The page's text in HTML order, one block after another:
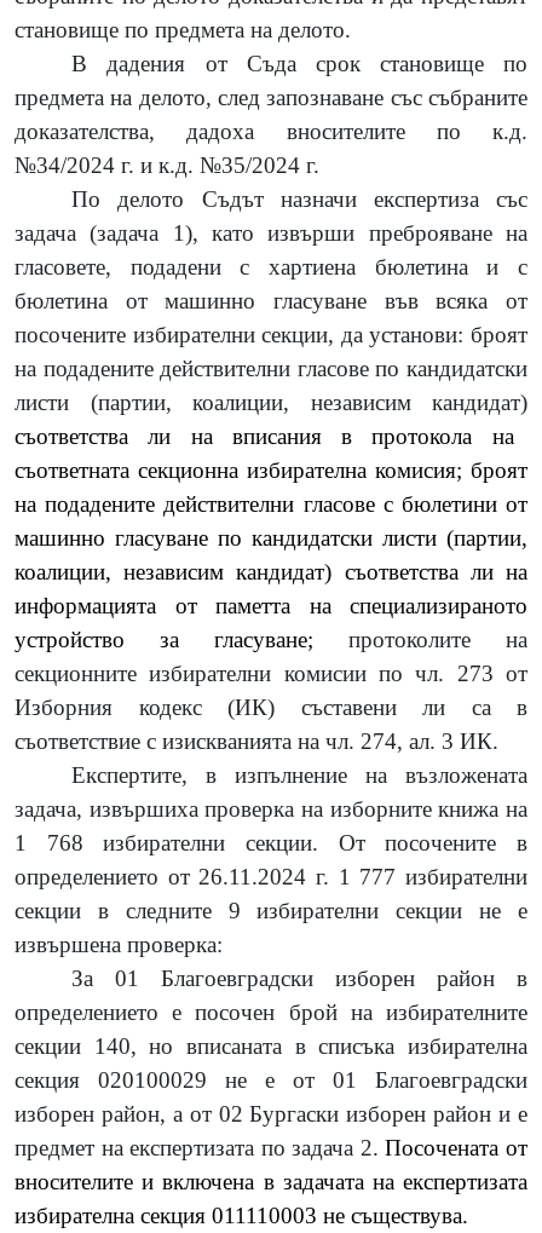
становище по предмета на делото.
В дадения от Съда срок становище по
предмета на делото, след запознаване със събраните
доказателства, дадоха вносителите по к.д.
№34/2024 г. и к.д. №35/2024 г.
По делото Съдът назначи експертиза със
задача (задача 1), като извърши преброяване на
гласовете, подадени с хартиена бюлетина и с
бюлетина от машинно гласуване във всяка от
посочените избирателни секции, да установи: броят
на подадените действителни гласове по кандидатски
листи (партии, коалиции, независим кандидат)
съответства ли на вписания в протокола на
съответната секционна избирателна комисия; броят
на подадените действителни гласове с бюлетини от
машинно гласуване по кандидатски листи (партии,
коалиции, независим кандидат) съответства ли на
информацията от паметта на специализираното
устройство за гласуване; протоколите на
секционните избирателни комисии по чл. 273 от
Изборния кодекс (ИК) съставени ли са в
съответствие с изискванията на чл. 274, ал. 3 ИК.
Експертите, в изпълнение на възложената
задача, извършиха проверка на изборните книжа на
1 768 избирателни секции. От посочените в
определението от 26.11.2024 г. 1 777 избирателни
секции в следните 9 избирателни секции не е
извършена проверка:
За 01 Благоевградски изборен район в
определението е посочен брой на избирателните
секции 140, но вписаната в списъка избирателна
секция 020100029 не е от 01 Благоевградски
изборен район, а от 02 Бургаски изборен район и е
предмет на експертизата по задача 2.Посочената от
вносителите и включена в задачата на експертизата
избирателна секция 011110003 не съществува.